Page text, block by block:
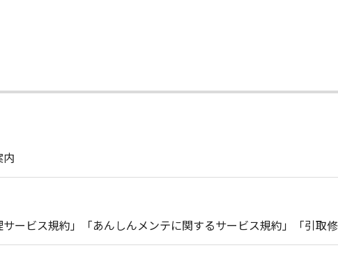
サービス規約」「あんしんメンテに関するサービス規約」「引取